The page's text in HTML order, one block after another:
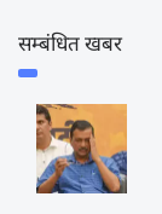
सम्बंधित खबर